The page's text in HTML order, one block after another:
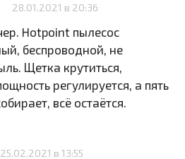
28.01.2021 в 20:36
Hotpoint пылесос
беспроводной, не
Щетка крутиться,
регулируется, а пять
всё остаётся.
25.02.2021 в 13:55